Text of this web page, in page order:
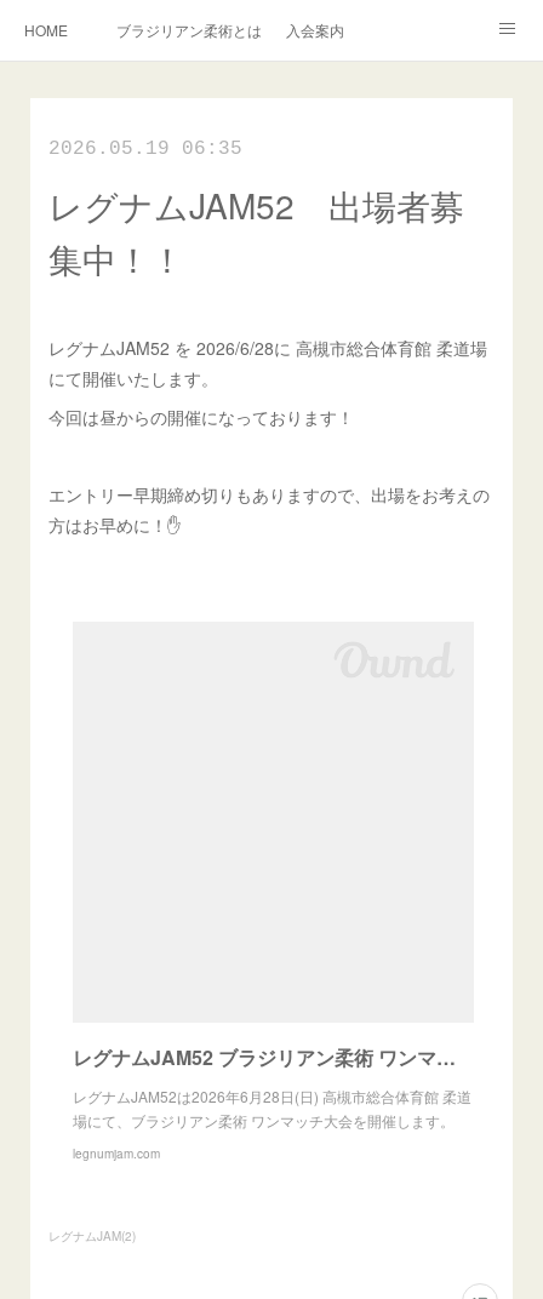
HOME ブラジリアン柔術とは 入会案内
English Information 過去の写真集
アメブロ 旧ブログ Instagram
2026.05.19 06:35
レグナムJAM52 出場者募
集中！！
レグナムJAM52 を 2026/6/28に 高槻市総合体育館 柔道場
にて開催いたします。
今回は昼からの開催になっております！
エントリー早期締め切りもありますので、出場をお考えの
方はお早めに！✋
レグナムJAM52 ブラジリアン柔術 ワンマッチ大会
レグナムJAM52は2026年6月28日(日) 高槻市総合体育館 柔道
場にて、ブラジリアン柔術 ワンマッチ大会を開催します。
legnumjam.com
レグナムJAM(2)